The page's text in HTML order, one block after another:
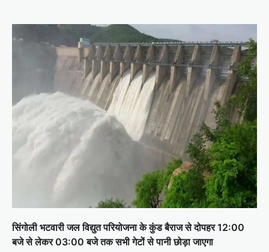
सिंगोली भटवारी जल विद्युत परियोजना के कुंड बैराज से दोपहर 12:00
बजे से लेकर 03:00 बजे तक सभी गेटों से पानी छोड़ा जाएगा